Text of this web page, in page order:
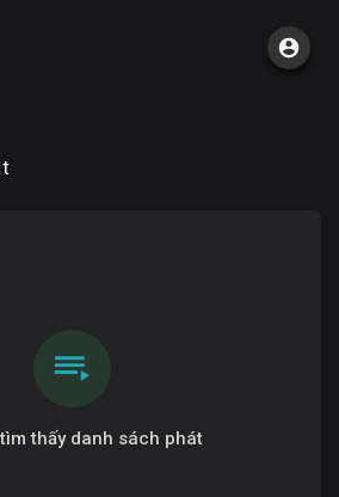
thấy danh sách phát